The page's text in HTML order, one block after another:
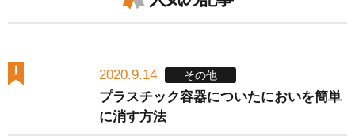
2020.9.14 その他
プラスチック容器についたにおいを簡単
に消す方法